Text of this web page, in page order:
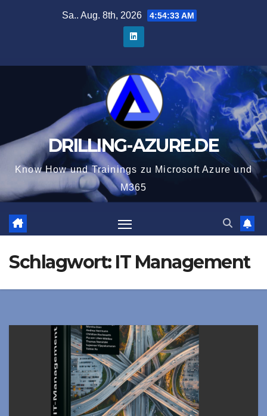
Sa.. Aug. 8th, 2026 4:54:34 AM
DRILLING-AZURE.DE
Know How und Trainings zu Microsoft Azure und
M365
Schlagwort: IT Management